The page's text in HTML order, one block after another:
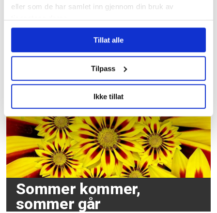
eller som de har samlet inn gjennom din bruk av
tjenestene deres.
Tillat alle
Tilpass
Ikke tillat
3,7 millioner kroner
samlet inn etter brannen i
Krokstadelva
Sommer kommer,
sommer går